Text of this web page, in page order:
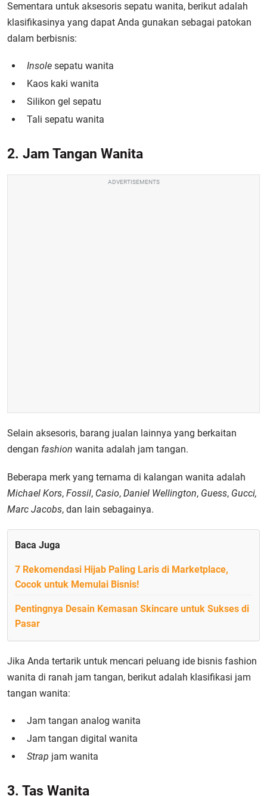
Sementara untuk aksesoris sepatu wanita, berikut adalah
klasifikasinya yang dapat Anda gunakan sebagai patokan
dalam berbisnis:
Insole sepatu wanita
Kaos kaki wanita
Silikon gel sepatu
Tali sepatu wanita
2. Jam Tangan Wanita
ADVERTISEMENTS
Selain aksesoris, barang jualan lainnya yang berkaitan
dengan fashion wanita adalah jam tangan.
Beberapa merk yang ternama di kalangan wanita adalah
Michael Kors, Fossil, Casio, Daniel Wellington, Guess, Gucci,
Marc Jacobs, dan lain sebagainya.
Baca Juga
7 Rekomendasi Hijab Paling Laris di Marketplace,
Cocok untuk Memulai Bisnis!
Pentingnya Desain Kemasan Skincare untuk Sukses di
Pasar
Jika Anda tertarik untuk mencari peluang ide bisnis fashion
wanita di ranah jam tangan, berikut adalah klasifikasi jam
tangan wanita:
Jam tangan analog wanita
Jam tangan digital wanita
Strap jam wanita
3. Tas Wanita